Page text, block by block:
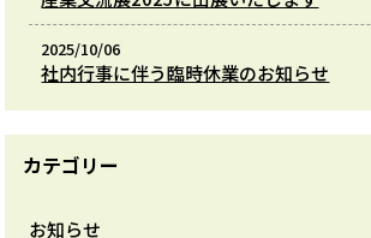
2025/10/06
社内行事に伴う臨時休業のお知らせ
カテゴリー
お知らせ